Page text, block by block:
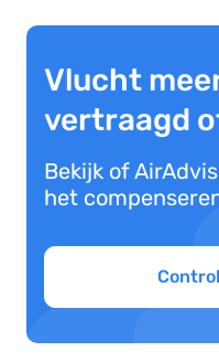
Vlucht
vertraagd
Bekijk of
het